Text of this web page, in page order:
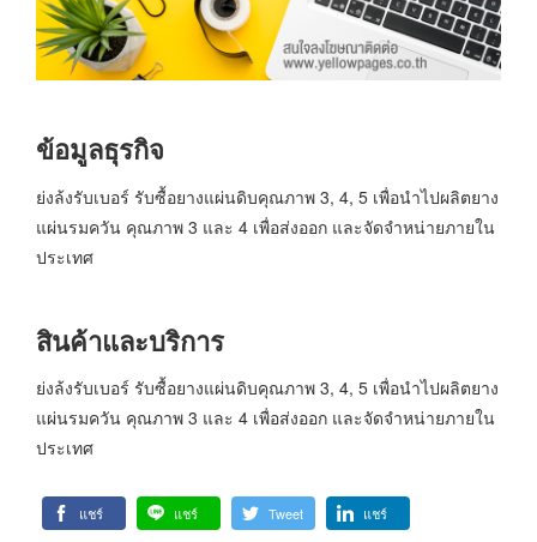
ข้อมูลธุรกิจ
ย่งล้งรับเบอร์ รับซื้อยางแผ่นดิบคุณภาพ 3, 4, 5 เพื่อนำไปผลิตยาง
แผ่นรมควัน คุณภาพ 3 และ 4 เพื่อส่งออก และจัดจำหน่ายภายใน
ประเทศ
สินค้าและบริการ
ย่งล้งรับเบอร์ รับซื้อยางแผ่นดิบคุณภาพ 3, 4, 5 เพื่อนำไปผลิตยาง
แผ่นรมควัน คุณภาพ 3 และ 4 เพื่อส่งออก และจัดจำหน่ายภายใน
ประเทศ
แชร์ แชร์ Tweet แชร์